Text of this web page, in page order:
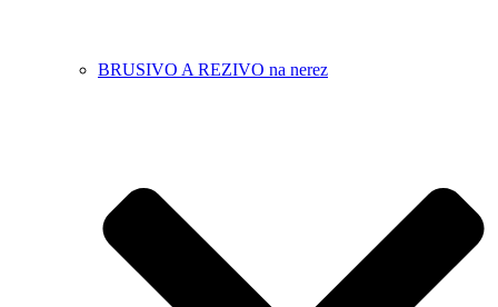
BRUSIVO A REZIVO na nerez